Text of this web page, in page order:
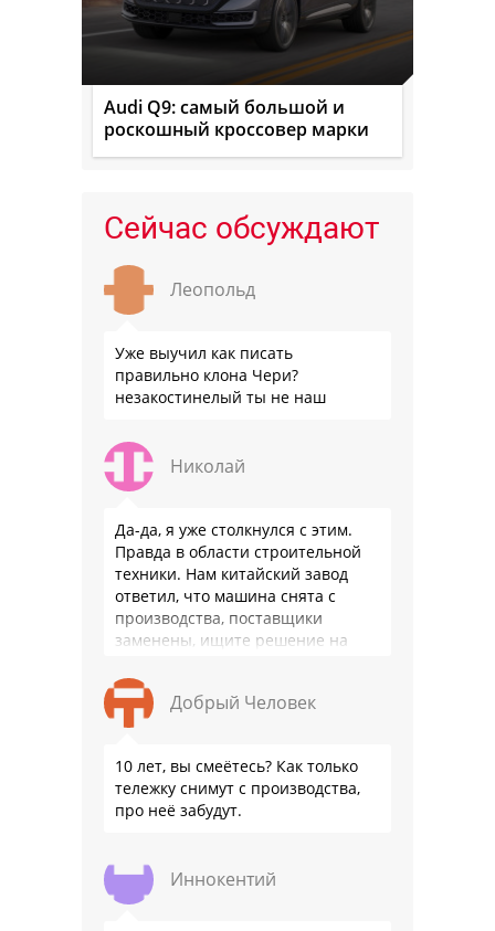
Audi Q9: самый большой и
роскошный кроссовер марки
Сейчас обсуждают
Леопольд
Уже выучил как писать
правильно клона Чери?
незакостинелый ты не наш
Николай
Да-да, я уже столкнулся с этим.
Правда в области строительной
техники. Нам китайский завод
ответил, что машина снята с
производства, поставщики
заменены, ищите решение на
официальном бланке …
Добрый Человек
10 лет, вы смеётесь? Как только
тележку снимут с производства,
про неё забудут.
Иннокентий